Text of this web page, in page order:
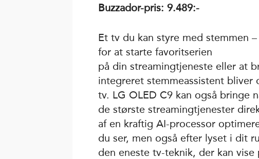
Buzzador-pris: 9.489:-
Et tv du kan styre med stemmen
for at starte favoritserien
på din streamingtjeneste eller at
integreret stemmeassistent bliver
tv. LG OLED C9 kan også bringe
de største streamingtjenester
af en kraftig AI-processor
du ser, men også efter lyset i dit
den eneste tv-teknik, der kan